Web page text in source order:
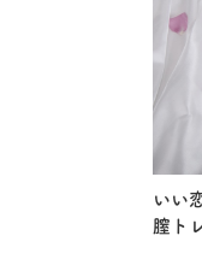
いい
膣ト